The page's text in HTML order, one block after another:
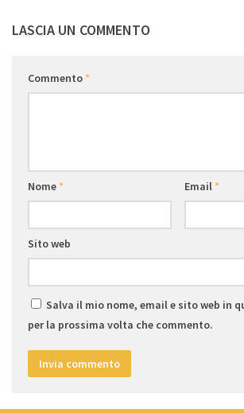
LASCIA UN COMMENTO
Commento*
Nome* Email*
Sito web
Salva il mio nome, email e sito web in
per la prossima volta che commento.